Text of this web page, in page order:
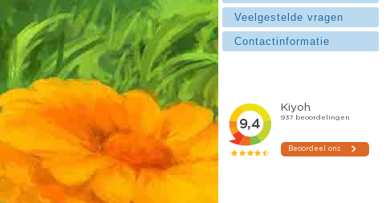
Veelgestelde vragen
Contactinformatie